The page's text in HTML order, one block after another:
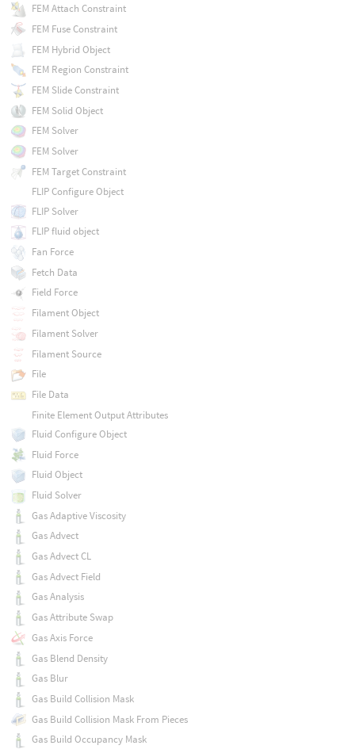
FEM Attach Constraint
FEM Fuse Constraint
FEM Hybrid Object
FEM Region Constraint
FEM Slide Constraint
FEM Solid Object
FEM Solver
FEM Solver
FEM Target Constraint
FLIP Configure Object
FLIP Solver
FLIP fluid object
Fan Force
Fetch Data
Field Force
Filament Object
Filament Solver
Filament Source
File
File Data
Finite Element Output Attributes
Fluid Configure Object
Fluid Force
Fluid Object
Fluid Solver
Gas Adaptive Viscosity
Gas Advect
Gas Advect CL
Gas Advect Field
Gas Analysis
Gas Attribute Swap
Gas Axis Force
Gas Blend Density
Gas Blur
Gas Build Collision Mask
Gas Build Collision Mask From Pieces
Gas Build Occupancy Mask